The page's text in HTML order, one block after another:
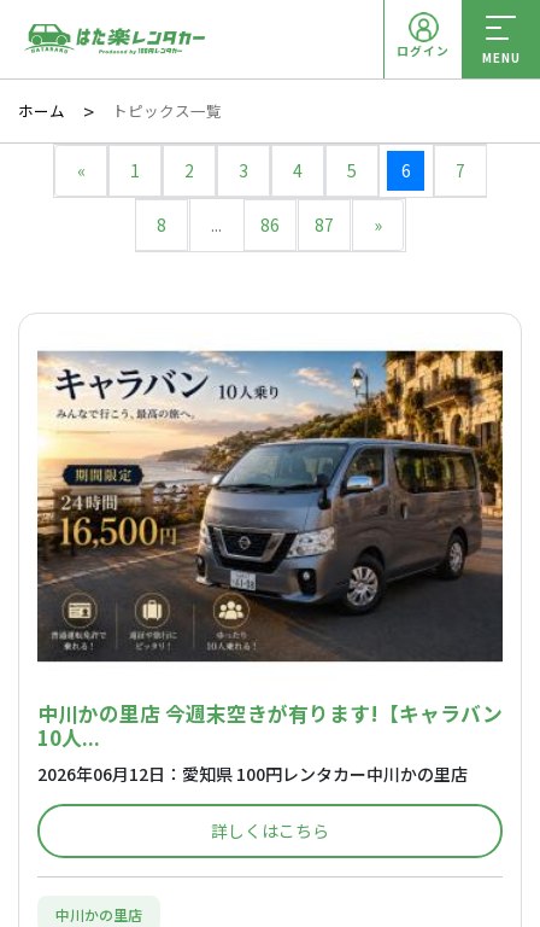
ログイン MENU
ホーム トピックス一覧
« 1 2 3 4 5 6 7
8 ... 86 87 »
中川かの里店 今週末空きが有ります!【キャラバン
10人...
2026年06月12日：愛知県 100円レンタカー中川かの里店
詳しくはこちら
中川かの里店